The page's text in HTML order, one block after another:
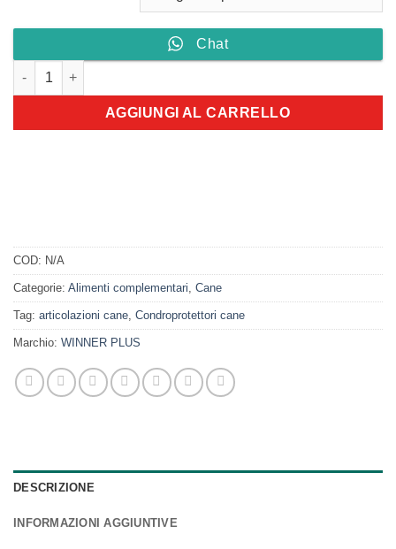
Chat
Arthro Elastina (polvere) quantità
AGGIUNGI AL CARRELLO
COD: N/A
Categorie: Alimenti complementari, Cane
Tag: articolazioni cane, Condroprotettori cane
Marchio: WINNER PLUS
DESCRIZIONE
INFORMAZIONI AGGIUNTIVE